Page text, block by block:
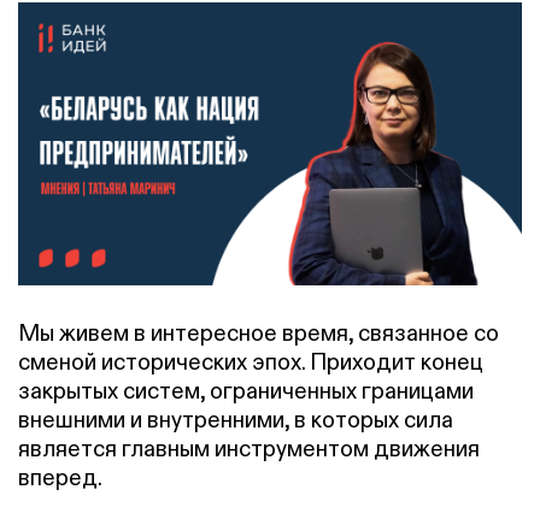
Мы живем в интересное время, связанное со
сменой исторических эпох. Приходит конец
закрытых систем, ограниченных границами
внешними и внутренними, в которых сила
является главным инструментом движения
вперед.